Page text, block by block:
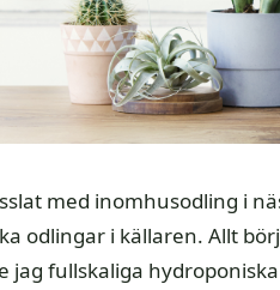
med inomhusodling i
odlingar i källaren. Allt
jag fullskaliga